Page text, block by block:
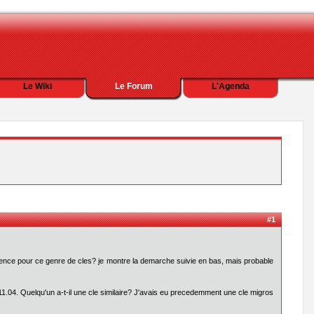
L'Agenda
Le Forum
Le Wiki
#1
pour ce genre de cles? je montre la demarche suivie en bas, mais probable
Quelqu'un a-t-il une cle similaire? J'avais eu precedemment une cle migros